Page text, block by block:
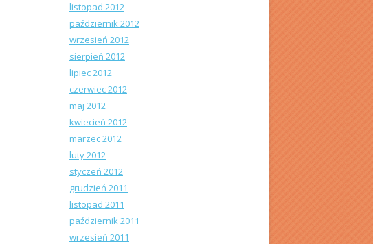
listopad 2012
październik 2012
wrzesień 2012
sierpień 2012
lipiec 2012
czerwiec 2012
maj 2012
kwiecień 2012
marzec 2012
luty 2012
styczeń 2012
grudzień 2011
listopad 2011
październik 2011
wrzesień 2011